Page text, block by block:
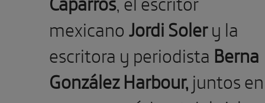
mexicanoJordi Solery la
escritora y periodista Berna
González Harbour,juntos en